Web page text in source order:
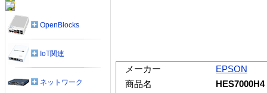
メーカー
EPSON
商品名
OpenBlocks
IoT関連
ネットワーク